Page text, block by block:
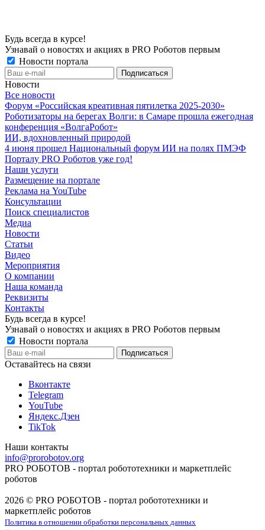
Будь всегда в курсе!
Узнавай о новостях и акциях в PRO Роботов первым
Новости портала
Новости
Все новости
Форум «Российская креативная пятилетка 2025-2030»
Роботизаторы на берегах Волги: в Самаре прошла ежегодная
конференция «ВолгаРобот»
ИИ, вдохновленный природой
4 июня прошел Национальный форум ИИ на полях ПМЭФ
Порталу PRO Роботов уже год!
Наши услуги
Размещение на портале
Реклама на YouTube
Консультации
Поиск специалистов
Медиа
Новости
Статьи
Видео
Мероприятия
О компании
Наша команда
Реквизиты
Контакты
Будь всегда в курсе!
Узнавай о новостях и акциях в PRO Роботов первым
Новости портала
Оставайтесь на связи
Вконтакте
Telegram
YouTube
Яндекс.Дзен
TikTok
Наши контакты
info@prorobotov.org
PRO РОБОТОВ - портал робототехники и маркетплейс
роботов
2026 © PRO РОБОТОВ - портал робототехники и
маркетплейс роботов
Политика в отношении обработки персональных данных